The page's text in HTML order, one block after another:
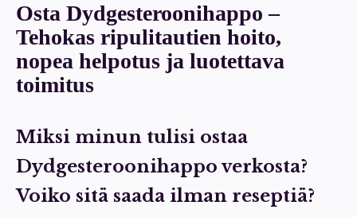
Osta Dydgesteroonihappo –
Tehokas ripulitautien hoito,
nopea helpotus ja luotettava
toimitus
Miksi minun tulisi ostaa
Dydgesteroonihappo verkosta?
Voiko sitä saada ilman reseptiä?